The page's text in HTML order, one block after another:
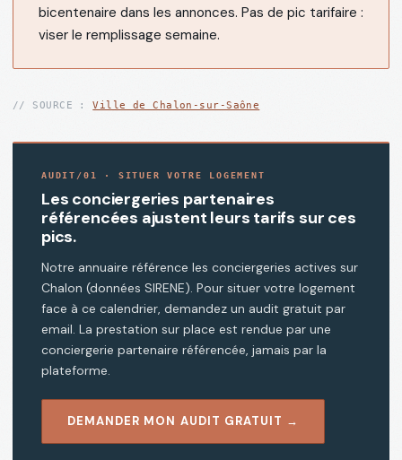
bicentenaire dans les annonces. Pas de pic tarifaire :
viser le remplissage semaine.
// SOURCE :Ville de Chalon-sur-Saône
AUDIT/01 · SITUER VOTRE LOGEMENT
Les conciergeries partenaires
référencées ajustent leurs tarifs sur ces
pics.
Notre annuaire référence les conciergeries actives sur
Chalon (données SIRENE). Pour situer votre logement
face à ce calendrier, demandez un audit gratuit par
email. La prestation sur place est rendue par une
conciergerie partenaire référencée, jamais par la
plateforme.
DEMANDER MON AUDIT GRATUIT →